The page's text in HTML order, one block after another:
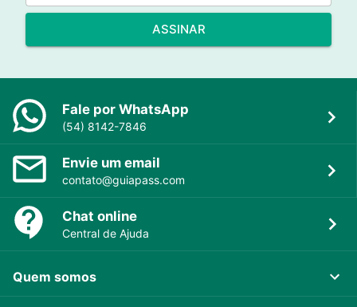
ASSINAR
Fale por WhatsApp
(54) 8142-7846
Envie um email
contato@guiapass.com
Chat online
Central de Ajuda
Quem somos